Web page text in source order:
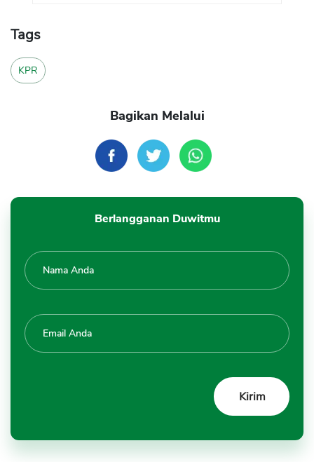
Tags
KPR
Bagikan Melalui
Berlangganan Duwitmu